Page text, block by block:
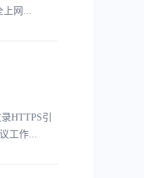
上网...
HTTPS引
工作...